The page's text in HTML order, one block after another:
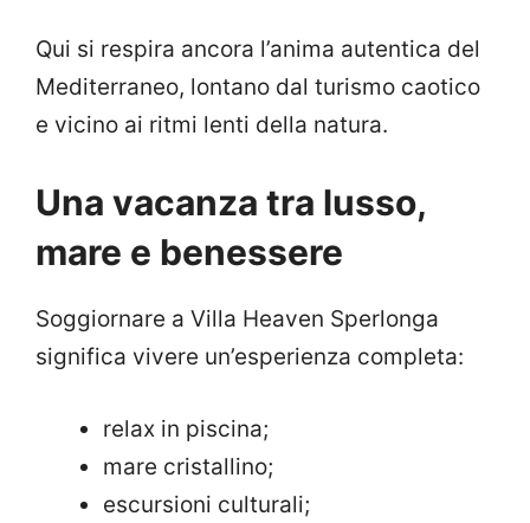
Qui si respira ancora l’anima autentica del
Mediterraneo, lontano dal turismo caotico
e vicino ai ritmi lenti della natura.
Una vacanza tra lusso,
mare e benessere
Soggiornare a Villa Heaven Sperlonga
significa vivere un’esperienza completa:
relax in piscina;
mare cristallino;
escursioni culturali;